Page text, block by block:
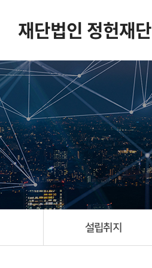
재단법인 정헌재단
설립취지